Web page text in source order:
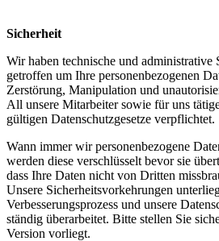
Sicherheit
Wir haben technische und administrative
getroffen um Ihre personenbezogenen
Zerstörung, Manipulation und
All unsere Mitarbeiter sowie für uns
gültigen Datenschutzgesetze verpflichtet.
Wann immer wir personenbezogene
werden diese verschlüsselt bevor sie
dass Ihre Daten nicht von Dritten
Unsere Sicherheitsvorkehrungen
Verbesserungsprozess und unsere
ständig überarbeitet. Bitte stellen Sie
Version vorliegt.